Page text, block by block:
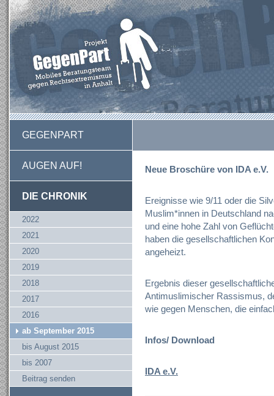
GEGENPART
AUGEN AUF!
DIE CHRONIK
2022
2021
2020
2019
2018
2017
2016
ab September 2015
bis August 2015
bis 2007
Beitrag senden
Neue Broschüre von IDA e.V.
Ereignisse wie 9/11 oder die
Muslim*innen in Deutschland
und eine hohe Zahl von
haben die gesellschaftlichen
angeheizt.
Ergebnis dieser
Antimuslimischer Rassismus,
wie gegen Menschen, die
Infos/ Download
IDA e.V.